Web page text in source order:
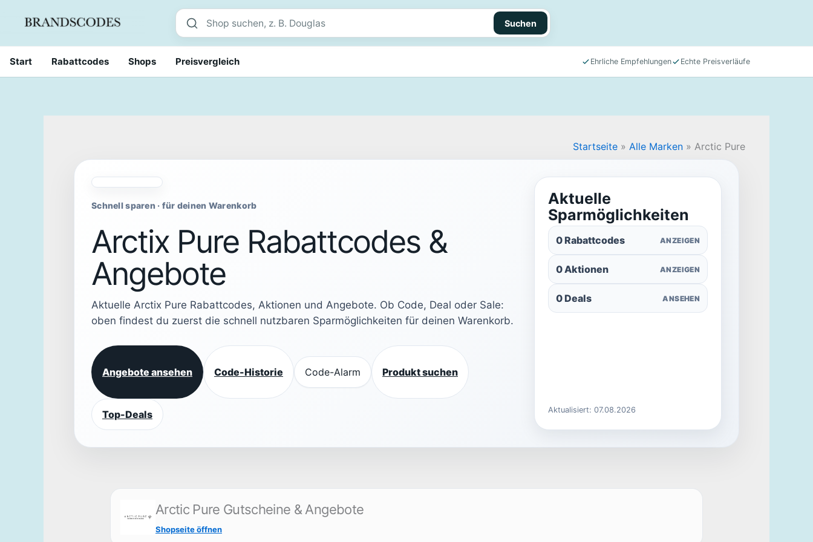
Shop suchen
Suchen
Start Rabattcodes Shops Preisvergleich Ehrliche Empfehlungen Echte Preisverläufe
Startseite » Alle Marken » Arctic Pure
Schnell sparen · für deinen Warenkorb
Arctix Pure Rabattcodes &
Angebote
Aktuelle Arctix Pure Rabattcodes, Aktionen und Angebote. Ob Code, Deal oder Sale:
oben findest du zuerst die schnell nutzbaren Sparmöglichkeiten für deinen Warenkorb.
Angebote ansehen Code-Historie Code-Alarm Produkt suchen
Top-Deals
Aktuelle
Sparmöglichkeiten
0 Rabattcodes ANZEIGEN
0 Aktionen ANZEIGEN
0 Deals ANSEHEN
Aktualisiert: 07.08.2026
Arctic Pure Gutscheine & Angebote
Shopseite öffnen